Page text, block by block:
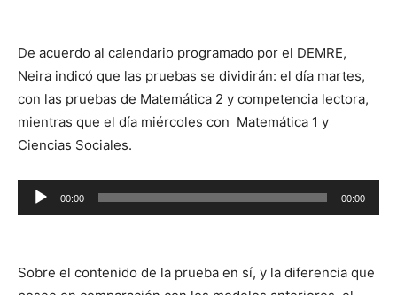
De acuerdo al calendario programado por el DEMRE,
Neira indicó que las pruebas se dividirán: el día martes,
con las pruebas de Matemática 2 y competencia lectora,
mientras que el día miércoles con Matemática 1 y
Ciencias Sociales.
Reproductor
de
00:00 00:00
Sobre el contenido de la prueba en sí, y la diferencia que